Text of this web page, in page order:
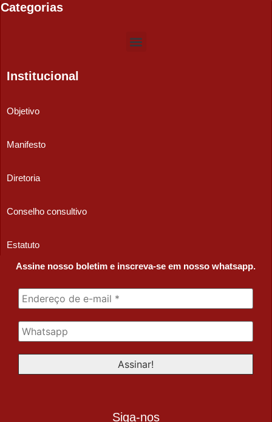
Categorias
Institucional
Objetivo
Manifesto
Diretoria
Conselho consultivo
Estatuto
Assine nosso boletim e inscreva-se em nosso whatsapp.
Siga-nos